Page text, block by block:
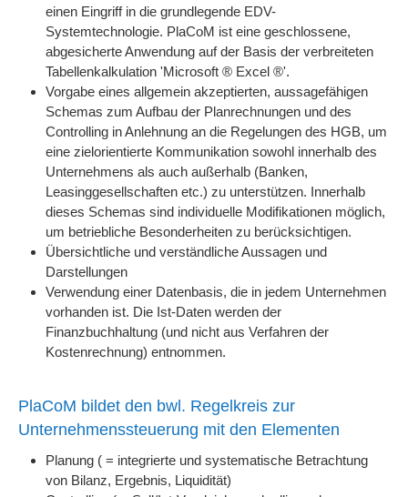
einen Eingriff in die grundlegende EDV-
Systemtechnologie. PlaCoM ist eine geschlossene,
abgesicherte Anwendung auf der Basis der verbreiteten
Tabellenkalkulation 'Microsoft ® Excel ®'.
Vorgabe eines allgemein akzeptierten, aussagefähigen
Schemas zum Aufbau der Planrechnungen und des
Controlling in Anlehnung an die Regelungen des HGB, um
eine zielorientierte Kommunikation sowohl innerhalb des
Unternehmens als auch außerhalb (Banken,
Leasinggesellschaften etc.) zu unterstützen. Innerhalb
dieses Schemas sind individuelle Modifikationen möglich,
um betriebliche Besonderheiten zu berücksichtigen.
Übersichtliche und verständliche Aussagen und
Darstellungen
Verwendung einer Datenbasis, die in jedem Unternehmen
vorhanden ist. Die Ist-Daten werden der
Finanzbuchhaltung (und nicht aus Verfahren der
Kostenrechnung) entnommen.
PlaCoM bildet den bwl. Regelkreis zur
Unternehmenssteuerung mit den Elementen
Planung ( = integrierte und systematische Betrachtung
von Bilanz, Ergebnis, Liquidität)